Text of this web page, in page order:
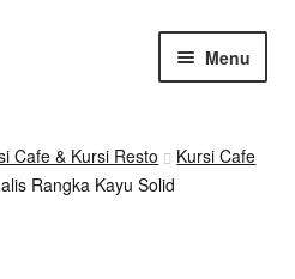
Menu
Cafe & Kursi Resto
Kursi Cafe
Rangka Kayu Solid